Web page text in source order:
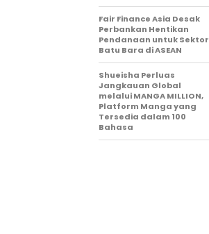
Fair Finance Asia Desak
Perbankan Hentikan
Pendanaan untuk Sektor
Batu Bara di ASEAN
Shueisha Perluas
Jangkauan Global
melalui MANGA MILLION,
Platform Manga yang
Tersedia dalam 100
Bahasa